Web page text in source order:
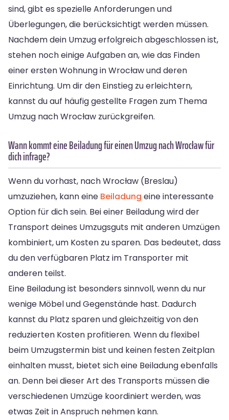
sind, gibt es spezielle Anforderungen und
Überlegungen, die berücksichtigt werden müssen.
Nachdem dein Umzug erfolgreich abgeschlossen ist,
stehen noch einige Aufgaben an, wie das Finden
einer ersten Wohnung in Wrocław und deren
Einrichtung. Um dir den Einstieg zu erleichtern,
kannst du auf häufig gestellte Fragen zum Thema
Umzug nach Wrocław zurückgreifen.
Wann kommt eine Beiladung für einen Umzug nach Wrocław für
dich infrage?
Wenn du vorhast, nach Wrocław (Breslau)
umzuziehen, kann eine Beiladung eine interessante
Option für dich sein. Bei einer Beiladung wird der
Transport deines Umzugsguts mit anderen Umzügen
kombiniert, um Kosten zu sparen. Das bedeutet, dass
du den verfügbaren Platz im Transporter mit
anderen teilst.
Eine Beiladung ist besonders sinnvoll, wenn du nur
wenige Möbel und Gegenstände hast. Dadurch
kannst du Platz sparen und gleichzeitig von den
reduzierten Kosten profitieren. Wenn du flexibel
beim Umzugstermin bist und keinen festen Zeitplan
einhalten musst, bietet sich eine Beiladung ebenfalls
an. Denn bei dieser Art des Transports müssen die
verschiedenen Umzüge koordiniert werden, was
etwas Zeit in Anspruch nehmen kann.